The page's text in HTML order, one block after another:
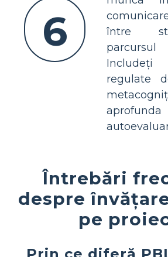
6
între
Includeți
regulate
Întrebări
despre
pe